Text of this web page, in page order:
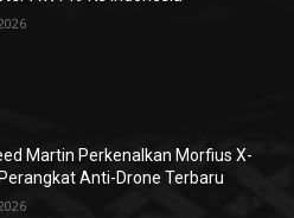
Martin Perkenalkan Morfius X-
Anti-Drone Terbaru